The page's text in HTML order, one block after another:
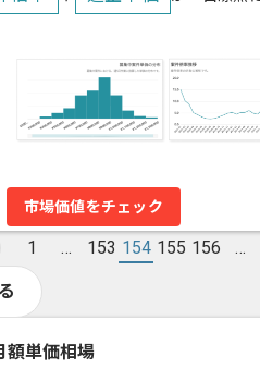
市場価値をチェック
1 … 153 154 155 156 …
額単価相場